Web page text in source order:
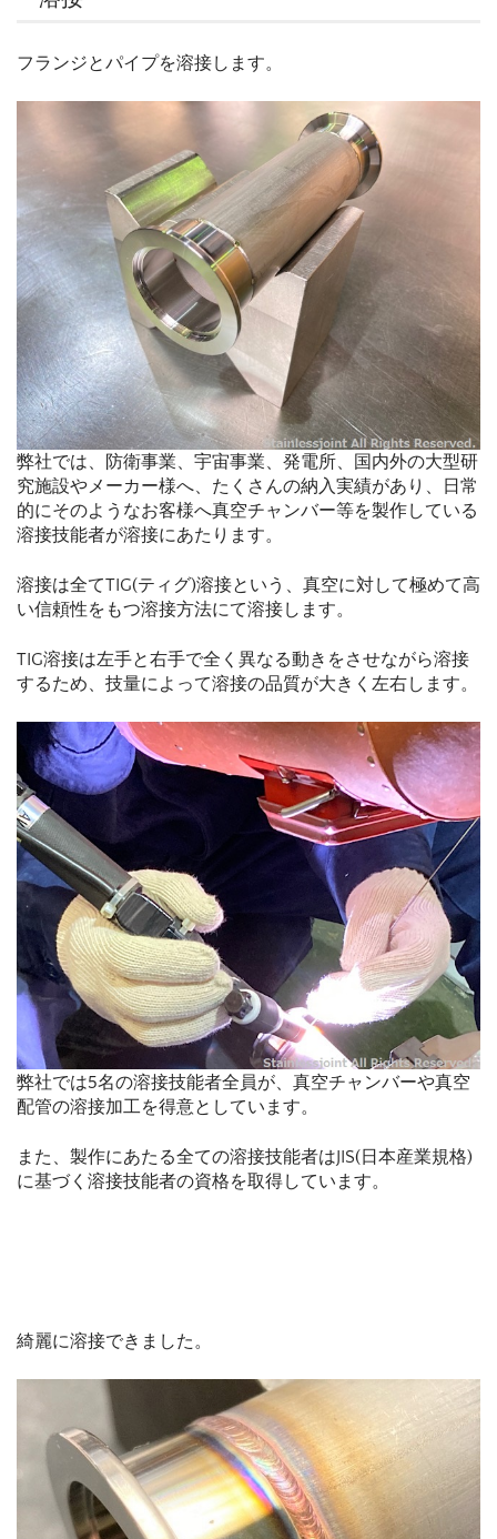
フランジとパイプを溶接します。
弊社では、防衛事業、宇宙事業、発電所、国内外の大型研
究施設やメーカー様へ、たくさんの納入実績があり、日常
的にそのようなお客様へ真空チャンバー等を製作している
溶接技能者が溶接にあたります。
溶接は全てTIG(ティグ)溶接という、真空に対して極めて高
い信頼性をもつ溶接方法にて溶接します。
TIG溶接は左手と右手で全く異なる動きをさせながら溶接
するため、技量によって溶接の品質が大きく左右します。
弊社では5名の溶接技能者全員が、真空チャンバーや真空
配管の溶接加工を得意としています。
また、製作にあたる全ての溶接技能者はJIS(日本産業規格)
に基づく溶接技能者の資格を取得しています。
綺麗に溶接できました。